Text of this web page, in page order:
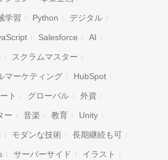
学習 Python デジタル
Salesforce AI
スクラムマスター
マーケティング HubSpot
ト グローバル 外資
ー 音楽 教育 Unity
モダンな技術 長期継続も可
サーバーサイド イラスト